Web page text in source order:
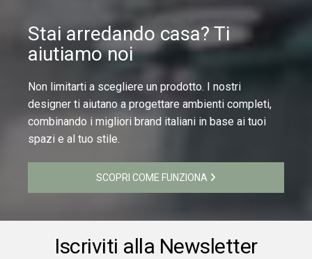
Stai arredando casa? Ti
aiutiamo noi
Non limitarti a scegliere un prodotto. I nostri
designer ti aiutano a progettare ambienti completi,
combinando i migliori brand italiani in base ai tuoi
spazi e al tuo stile.
SCOPRI COME FUNZIONA
Iscriviti alla Newsletter